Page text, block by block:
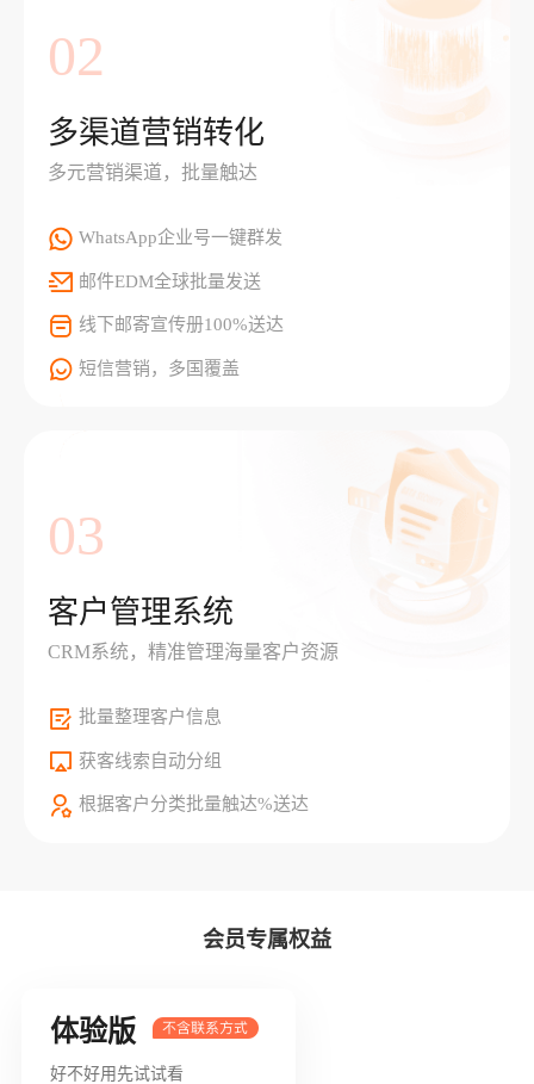
02
多渠道营销转化
多元营销渠道，批量触达
WhatsApp企业号一键群发
邮件EDM全球批量发送
线下邮寄宣传册100%送达
短信营销，多国覆盖
03
客户管理系统
CRM系统，精准管理海量客户资源
批量整理客户信息
获客线索自动分组
根据客户分类批量触达%送达
会员专属权益
体验版
好不好用先试试看